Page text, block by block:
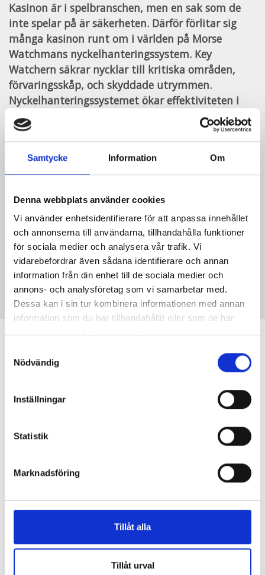
Samtycke Information Om
Denna webbplats använder cookies
Vi använder enhetsidentifierare för att anpassa innehållet
och annonserna till användarna, tillhandahålla funktioner
för sociala medier och analysera vår trafik. Vi
vidarebefordrar även sådana identifierare och annan
information från din enhet till de sociala medier och
annons- och analysföretag som vi samarbetar med.
Dessa kan i sin tur kombinera informationen med annan
information som du har tillhandahållit eller som de har
Nödvändig
Inställningar
Statistik
Marknadsföring
Tillåt alla
Tillåt urval
Kasinon är i spelbranschen, men en sak som de
inte spelar på är säkerheten. Därför förlitar sig
många kasinon runt om i världen på Morse
Watchmans nyckelhanteringssystem. Key
Watchern säkrar nycklar till kritiska områden,
förvaringsskåp, och skyddade utrymmen.
Nyckelhanteringssystemet ökar effektiviteten i
arbetet och samtidigt sköter hanteringen säkert.
Key Watcher säkrar så att rätt personer har
tillgång till rätt nycklar och loggar alla händelser.
Detta ger ett dubbelt lager av säkerhet.
ID och PIN kod eller så har vi alternativt
kortläsare med EM/Mifare teknink eller
biometriska läsare. Sen ser skåpet till så personen
får rätt nyckel och kommer inte ha tillgång att ta
ut mer än av användaren är behörig till att ta ut.